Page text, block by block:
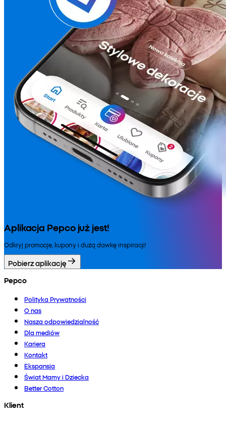
Aplikacja Pepco już jest!
Odkryj promocje, kupony i dużą dawkę inspiracji!
Pobierz aplikację
Pepco
Polityka Prywatności
O nas
Nasza odpowiedzialność
Dla mediów
Kariera
Kontakt
Ekspansja
Świat Mamy i Dziecka
Better Cotton
Klient